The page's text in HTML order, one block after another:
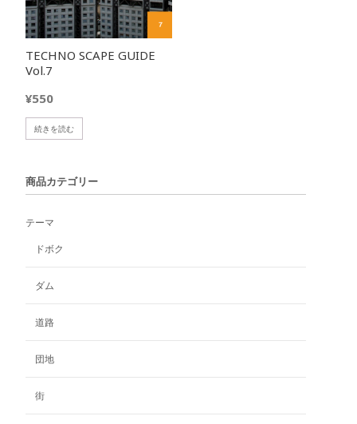
TECHNO SCAPE GUIDE
Vol.7
¥550
続きを読む
商品カテゴリー
テーマ
ドボク
ダム
道路
団地
街